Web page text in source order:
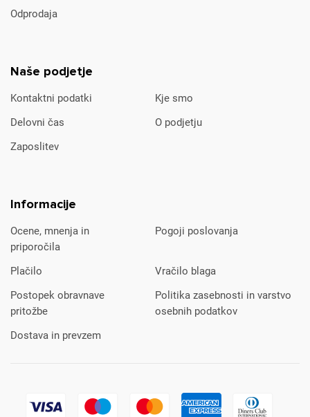
Odprodaja
Naše podjetje
Kontaktni podatki
Kje smo
Delovni čas
O podjetju
Zaposlitev
Informacije
Ocene, mnenja in
priporočila
Pogoji poslovanja
Plačilo
Vračilo blaga
Postopek obravnave
pritožbe
Politika zasebnosti in varstvo
osebnih podatkov
Dostava in prevzem